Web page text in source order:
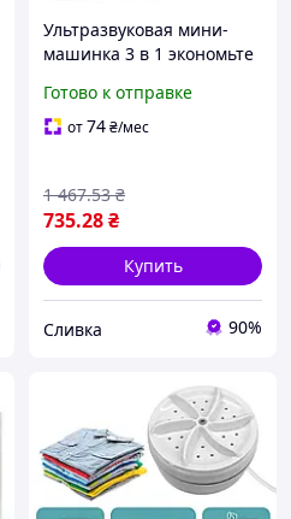
Ультразвуковая мини-
машинка 3 в 1 экономьте
Готово к отправке
от74₴/мес
735.28₴
1 467.53 ₴
Купить
Сливка 90%